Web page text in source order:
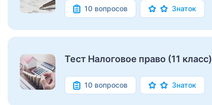
10 вопросов Знаток
Тест Налоговое право (11 класс)
10 вопросов Знаток